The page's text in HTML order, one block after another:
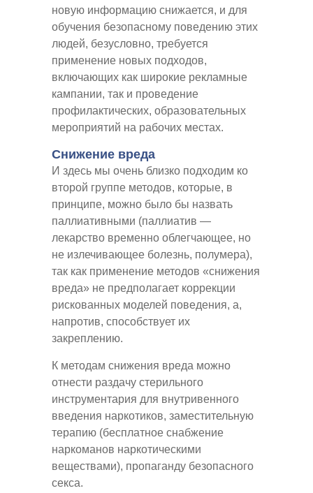
новую информацию снижается, и для
обучения безопасному поведению этих
людей, безусловно, требуется
применение новых подходов,
включающих как широкие рекламные
кампании, так и проведение
профилактических, образовательных
мероприятий на рабочих местах.
Снижение вреда
И здесь мы очень близко подходим ко
второй группе методов, которые, в
принципе, можно было бы назвать
паллиативными (паллиатив —
лекарство временно облегчающее, но
не излечивающее болезнь, полумера),
так как применение методов «снижения
вреда» не предполагает коррекции
рискованных моделей поведения, а,
напротив, способствует их
закреплению.
К методам снижения вреда можно
отнести раздачу стерильного
инструментария для внутривенного
введения наркотиков, заместительную
терапию (бесплатное снабжение
наркоманов наркотическими
веществами), пропаганду безопасного
секса.